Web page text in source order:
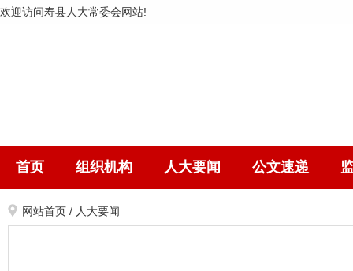
欢迎访问寿县人大常委会网站!
首页 组织机构 人大要闻 公文速递
网站首页 / 人大要闻